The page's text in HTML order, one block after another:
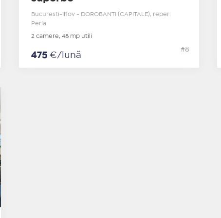
Bucuresti-Ilfov - DOROBANTI (CAPITALE), reper:
Perla
2 camere, 48 mp utili
475€/lună
#8